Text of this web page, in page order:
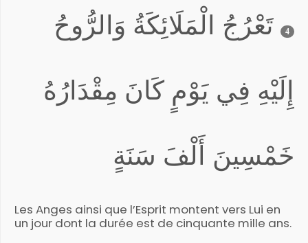
4 تَعْرُجُ الْمَلَائِكَةُ وَالرُّوحُ
إِلَيْهِ فِي يَوْمٍ كَانَ مِقْدَارُهُ
خَمْسِينَ أَلْفَ سَنَةٍ
Les Anges ainsi que l’Esprit montent vers Lui en
un jour dont la durée est de cinquante mille ans.